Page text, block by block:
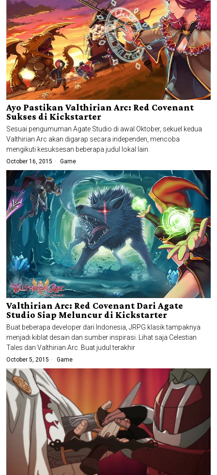
Ayo Pastikan Valthirian Arc: Red Covenant
Sukses di Kickstarter
Sesuai pengumuman Agate Studio di awal Oktober, sekuel kedua
Valthirian Arc akan digarap secara independen, mencoba
mengikuti kesuksesan beberapa judul lokal lain.
October 16, 2015 Game
Valthirian Arc: Red Covenant Dari Agate
Studio Siap Meluncur di Kickstarter
Buat beberapa developer dari Indonesia, JRPG klasik tampaknya
menjadi kiblat desain dan sumber inspirasi. Lihat saja Celestian
Tales dan Valthirian Arc. Buat judul terakhir
October 5, 2015 Game